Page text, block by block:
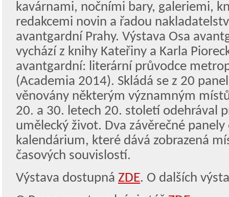
kavárnami, nočními bary, galeriemi,
redakcemi novin a řadou
avantgardní Prahy. Výstava Osa
vychází z knihy Kateřiny a Karla
avantgardní: literární průvodce
(Academia 2014). Skládá se z 20
věnovány některým významným
20. a 30. letech 20. století odehrával
umělecký život. Dva závěrečné
kalendárium, které dává zobrazená
časových souvislostí.
Výstava dostupná ZDE. O dalších